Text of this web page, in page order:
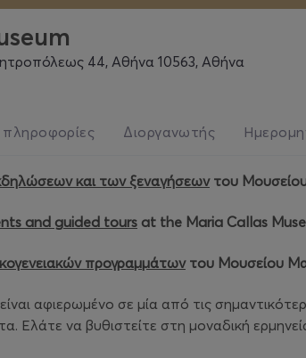
44, Αθήνα 10563, Αθήνα
πληροφορίες Διοργανωτής
και των ξεναγήσεωντου
and guided tours at the Maria Callas
προγραμμάτωντου Μουσείου
αφιερωμένο σε μία από τις
Ελάτε να βυθιστείτε στη μοναδική